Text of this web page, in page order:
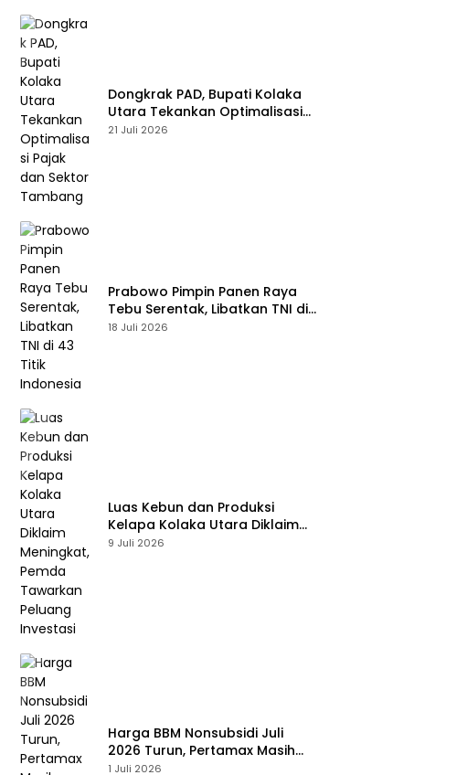
Dongkrak PAD, Bupati Kolaka
Utara Tekankan Optimalisasi
Pajak dan Sektor Tambang
21 Juli 2026
Prabowo Pimpin Panen Raya
Tebu Serentak, Libatkan TNI di
43 Titik Indonesia
18 Juli 2026
Luas Kebun dan Produksi
Kelapa Kolaka Utara Diklaim
Meningkat, Pemda Tawarkan
9 Juli 2026
Harga BBM Nonsubsidi Juli
2026 Turun, Pertamax Masih
Bertahan Rp16.250 per Liter
1 Juli 2026